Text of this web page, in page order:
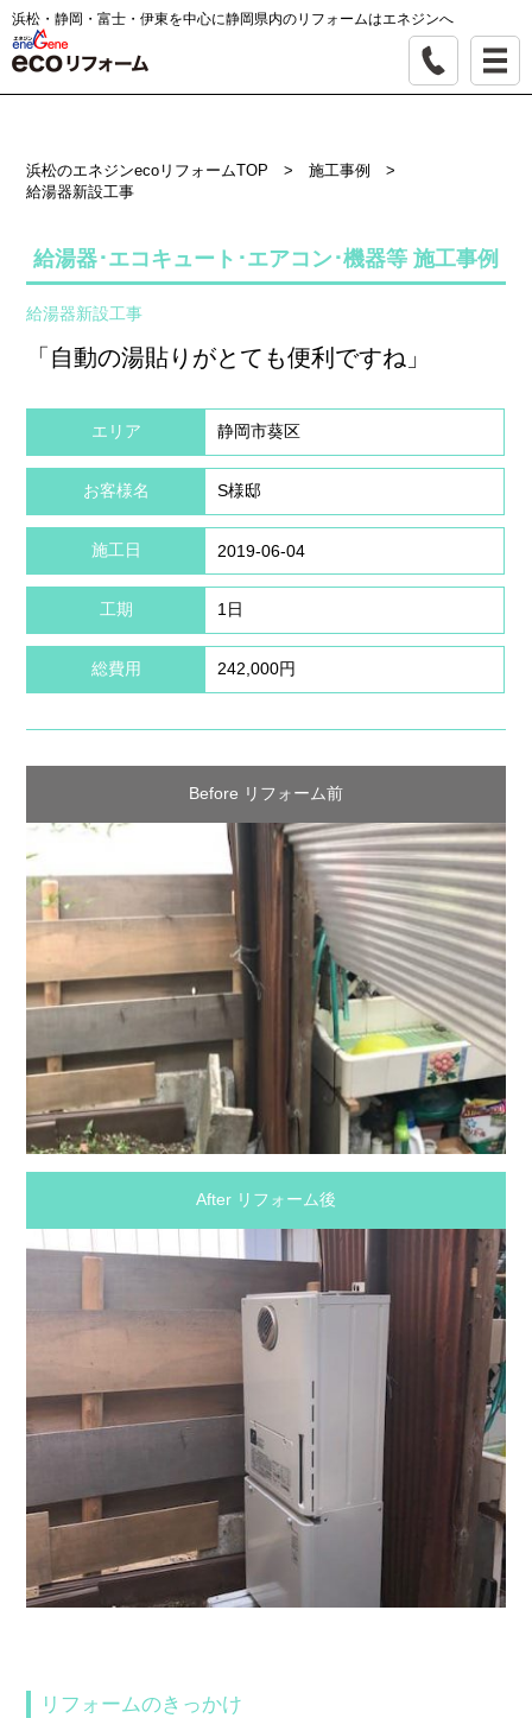
浜松・静岡・富士・伊東を中心に静岡県内のリフォームはエネジンへ
浜松のエネジンecoリフォームTOP >施工事例
>
給湯器新設工事
給湯器･エコキュート･エアコン･機器等 施工事例
給湯器新設工事
「自動の湯貼りがとても便利ですね」
エリア 静岡市葵区
お客様名 S様邸
施工日 2019-06-04
工期 1日
総費用 242,000円
Before リフォーム前
After リフォーム後
リフォームのきっかけ